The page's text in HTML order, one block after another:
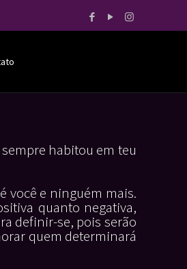
habitou em teu
você e ninguém mais.
quanto negativa,
definir-se, pois serão
quem determinará